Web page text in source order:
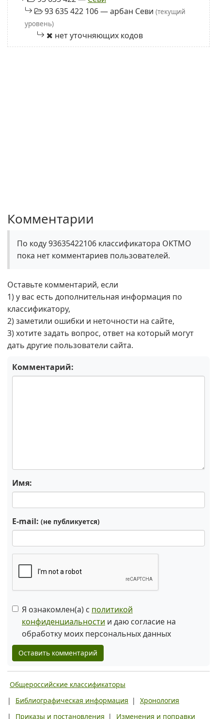
93 635 422 106 — арбан Севи (текущий
уровень)
нет уточняющих кодов
Комментарии
По коду 93635422106 классификатора ОКТМО
пока нет комментариев пользователей.
Оставьте комментарий, если
1) у вас есть дополнительная информация по
классификатору,
2) заметили ошибки и неточности на сайте,
3) хотите задать вопрос, ответ на который могут
дать другие пользователи сайта.
Комментарий:
Имя:
E-mail: (не публикуется)
Я ознакомлен(а) с политикой
конфиденциальности и даю согласие на
обработку моих персональных данных
Оставить комментарий
Общероссийские классификаторы
|
Библиографическая информация |
Хронология
|
Приказы и постановления | Изменения и поправки